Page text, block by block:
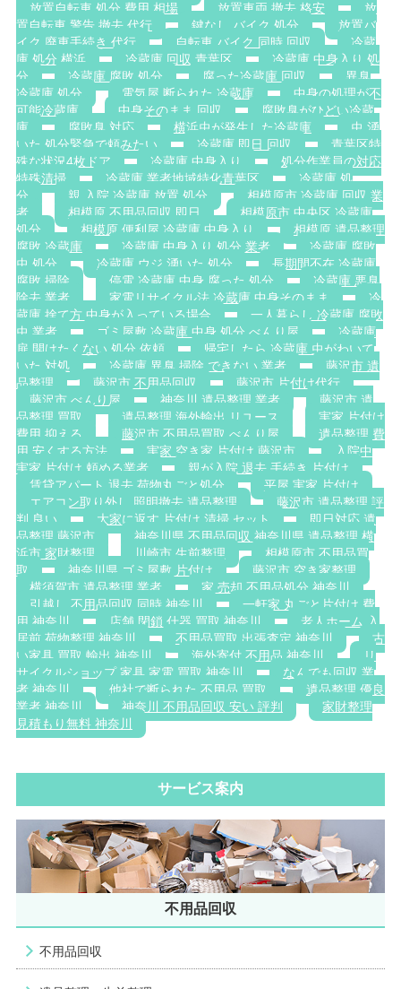
放置自転車 処分 費用 相場
放置車両 撤去 格安
放
置自転車 警告 撤去 代行
鍵なし バイク 処分
放置バ
イク 廃車手続き 代行
自転車 バイク 同時 回収
冷蔵
庫 処分 横浜
冷蔵庫 回収 青葉区
冷蔵庫 中身入り 処
分
冷蔵庫 腐敗 処分 腐った冷蔵庫 回収
異臭
冷蔵庫 処分
電気屋 断られた 冷蔵庫
中身の処理が不
可能冷蔵庫
中身そのまま 回収
腐敗臭がひどい冷蔵
庫
腐敗臭 対応 横浜虫が発生した冷蔵庫
虫 湧
いた 処分緊急で頼みたい
冷蔵庫 即日 回収
青葉区特
殊な状況4枚ドア
冷蔵庫 中身入り
処分作業員の対応
特殊清掃
冷蔵庫 業者地域特化青葉区
冷蔵庫 処
分
親 入院 冷蔵庫 放置 処分
相模原市 冷蔵庫 回収 業
者
相模原 不用品回収 即日
相模原市 中央区 冷蔵庫
処分
相模原 便利屋 冷蔵庫 中身入り
相模原 遺品整理
腐敗 冷蔵庫
冷蔵庫 中身入り 処分 業者
冷蔵庫 腐敗
虫 処分
冷蔵庫 ウジ 湧いた 処分
長期間不在 冷蔵庫
腐敗 掃除
停電 冷蔵庫 中身 腐った 処分
冷蔵庫 悪臭
除去 業者
家電リサイクル法 冷蔵庫 中身そのまま
冷
蔵庫 捨て方 中身が入っている場合
一人暮らし 冷蔵庫 腐敗
虫 業者
ゴミ屋敷 冷蔵庫 中身 処分 べんり屋
冷蔵庫
扉 開けたくない 処分 依頼
帰宅したら 冷蔵庫 虫がわいて
いた 対処
冷蔵庫 異臭 掃除 できない 業者
藤沢市 遺
品整理
藤沢市 不用品回収
藤沢市 片付け代行
藤沢市 べんり屋
神奈川 遺品整理 業者
藤沢市 遺
品整理 買取
遺品整理 海外輸出 リユース
実家 片付け
費用 抑える
藤沢市 不用品買取 べんり屋
遺品整理 費
用 安くする方法
実家 空き家 片付け 藤沢市
入院中
実家 片付け 頼める業者
親が入院 退去 手続き 片付け
賃貸アパート 退去 荷物丸ごと処分
平屋 実家 片付け
エアコン取り外し 照明撤去 遺品整理
藤沢市 遺品整理 評
判 良い
大家に返す 片付け 清掃 セット
即日対応 遺
品整理 藤沢市
神奈川県 不用品回収 神奈川県 遺品整理 横
浜市 家財整理
川崎市 生前整理
相模原市 不用品買
取
神奈川県 ゴミ屋敷 片付け
藤沢市 空き家整理
横須賀市 遺品整理 業者
家 売却 不用品処分 神奈川
引越し 不用品回収 同時 神奈川
一軒家 丸ごと片付け 費
用 神奈川
店舗 閉鎖 什器 買取 神奈川
老人ホーム 入
居前 荷物整理 神奈川
不用品買取 出張査定 神奈川
古
い家具 買取 輸出 神奈川
海外寄付 不用品 神奈川
リ
サイクルショップ 家具 家電 買取 神奈川
なんでも回収 業
者 神奈川
他社で断られた 不用品 買取
遺品整理 優良
業者 神奈川
神奈川 不用品回収 安い 評判
家財整理
見積もり無料 神奈川
サービス案内
不用品回収
不用品回収